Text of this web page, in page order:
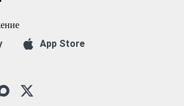
App Store